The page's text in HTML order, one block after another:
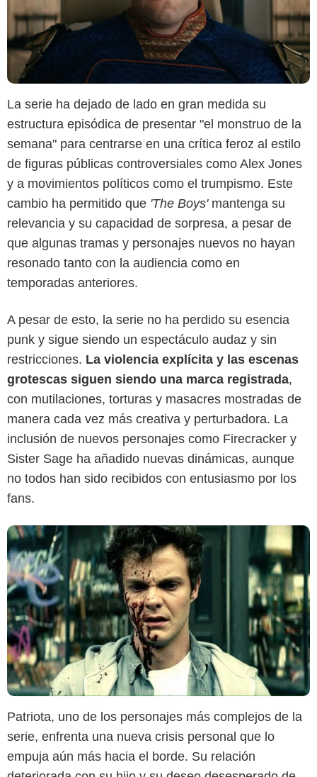
La serie ha dejado de lado en gran medida su
estructura episódica de presentar "el monstruo de la
semana" para centrarse en una crítica feroz al estilo
de figuras públicas controversiales como Alex Jones
y a movimientos políticos como el trumpismo. Este
cambio ha permitido que 'The Boys' mantenga su
relevancia y su capacidad de sorpresa, a pesar de
que algunas tramas y personajes nuevos no hayan
resonado tanto con la audiencia como en
temporadas anteriores.
A pesar de esto, la serie no ha perdido su esencia
punk y sigue siendo un espectáculo audaz y sin
restricciones. La violencia explícita y las escenas
grotescas siguen siendo una marca registrada,
con mutilaciones, torturas y masacres mostradas de
manera cada vez más creativa y perturbadora. La
inclusión de nuevos personajes como Firecracker y
Sister Sage ha añadido nuevas dinámicas, aunque
no todos han sido recibidos con entusiasmo por los
fans.
Prime Video
Patriota, uno de los personajes más complejos de la
serie, enfrenta una nueva crisis personal que lo
empuja aún más hacia el borde. Su relación